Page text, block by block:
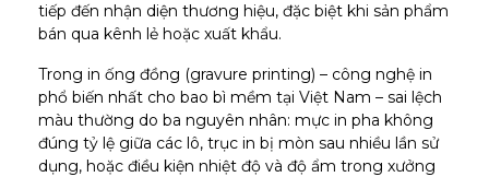
tiếp đến nhận diện thương hiệu, đặc biệt khi sản phẩm
bán qua kênh lẻ hoặc xuất khẩu.
Trong in ống đồng (gravure printing) – công nghệ in
phổ biến nhất cho bao bì mềm tại Việt Nam – sai lệch
màu thường do ba nguyên nhân: mực in pha không
đúng tỷ lệ giữa các lô, trục in bị mòn sau nhiều lần sử
dụng, hoặc điều kiện nhiệt độ và độ ẩm trong xưởng